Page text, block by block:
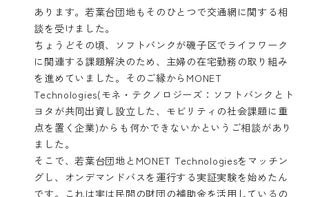
あります。若葉台団地もそのひとつで交通網に関する相
談を受けました。
ちょうどその頃、ソフトバンクが磯子区でライフワーク
に関連する課題解決のため、主婦の在宅勤務の取り組み
を進めていました。そのご縁からMONET
Technologies(モネ・テクノロジーズ：ソフトバンクとト
ヨタが共同出資し設立した、モビリティの社会課題に重
点を置く企業)からも何かできないかというご相談があり
ました。
そこで、若葉台団地とMONET Technologiesをマッチン
グし、オンデマンドバスを運行する実証実験を始めたん
です。これは実は民間の財団の補助金を活用しているの